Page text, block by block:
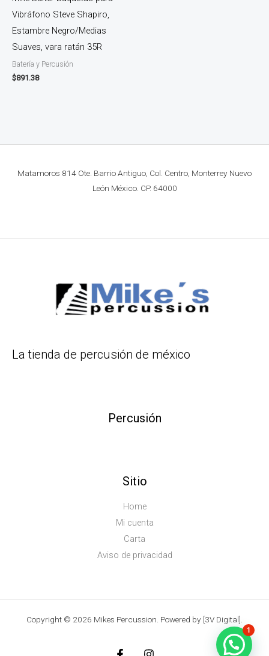
Vibráfono Steve Shapiro,
Estambre Negro/Medias
Suaves, vara ratán 35R
Batería y Percusión
$891.38
Matamoros 814 Ote. Barrio Antiguo, Col. Centro, Monterrey Nuevo
León México. CP. 64000
La tienda de percusión de méxico
Percusión
Sitio
Home
Mi cuenta
Carta
Aviso de privacidad
Copyright © 2026 Mikes Percussion. Powered by [3V Digital].
1